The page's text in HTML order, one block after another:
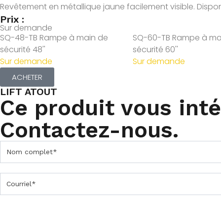
Revêtement en métallique jaune facilement visible.
Prix :
Sur demande
SQ-48-TB Rampe à main de
sécurité 48''
Sur demande
SQ-60-TB Rampe à
sécurité 60''
Sur demande
ACHETER
LIFT ATOUT
Ce produit vous
Contactez-nous.
a